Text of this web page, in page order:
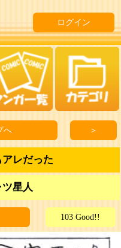
ログイン
へ ＞
レだった
ツ星人
103 Good!!